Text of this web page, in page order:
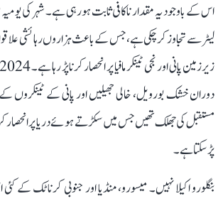
لیٹر سے تجاوز کر چکی ہے، جس کے باعث ہزاروں رہائشی
دوران خشک بورویل، خالی جھیلیں اور پانی کے
مستقبل کی جھلک تھیں جس میں سکڑتے ہوئے دریا پر انحصار
پڑ سکتا ہے۔
بنگلورو اکیلا نہیں۔ میسورو، منڈیا اور جنوبی کرناٹک کے